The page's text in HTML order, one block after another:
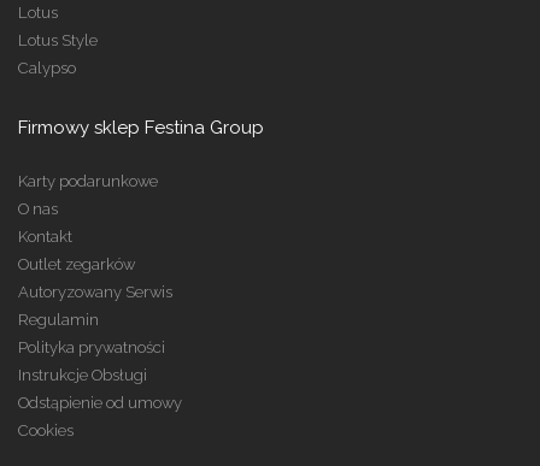
Lotus
Lotus Style
Calypso
Firmowy sklep Festina Group
Karty podarunkowe
O nas
Kontakt
Outlet zegarków
Autoryzowany Serwis
Regulamin
Polityka prywatności
Instrukcje Obsługi
Odstąpienie od umowy
Cookies